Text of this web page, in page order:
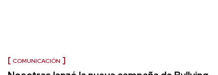
COMUNICACIÓN